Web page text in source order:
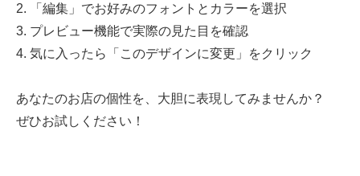
2. 「編集」でお好みのフォントとカラーを選択
3. プレビュー機能で実際の見た目を確認
4. 気に入ったら「このデザインに変更」をクリック
あなたのお店の個性を、大胆に表現してみませんか？
ぜひお試しください！